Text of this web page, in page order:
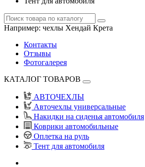
Например: чехлы Хендай Крета
Контакты
Отзывы
Фотогалерея
КАТАЛОГ ТОВАРОВ
АВТОЧЕХЛЫ
Авточехлы универсальные
Накидки на сиденья автомобиля
Коврики автомобильные
Оплетка на руль
Тент для автомобиля